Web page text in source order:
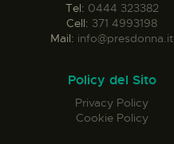
Tel: 0444 323382
Cell: 371 4993198
Mail: info@presdonna.it
Policy del Sito
Privacy Policy
Cookie Policy